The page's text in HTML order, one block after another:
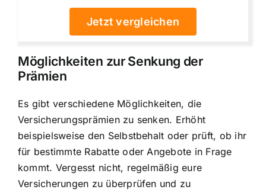
Jetzt vergleichen
Möglichkeiten zur Senkung der
Prämien
Es gibt verschiedene Möglichkeiten, die
Versicherungsprämien zu senken. Erhöht
beispielsweise den Selbstbehalt oder prüft, ob ihr
für bestimmte Rabatte oder Angebote in Frage
kommt. Vergesst nicht, regelmäßig eure
Versicherungen zu überprüfen und zu